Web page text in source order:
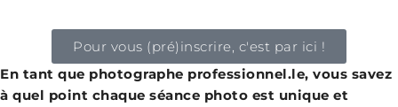
Pour vous (pré)inscrire, c'est par ici !
En tant que photographe professionnel.le, vous savez
à quel point chaque séance photo est unique et